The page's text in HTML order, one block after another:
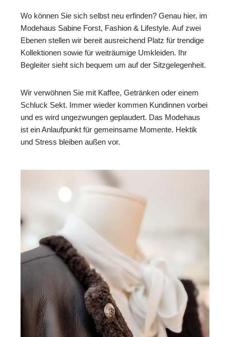
Wo können Sie sich selbst neu erfinden? Genau hier, im
Modehaus Sabine Forst, Fashion & Lifestyle. Auf zwei
Ebenen stellen wir bereit ausreichend Platz für trendige
Kollektionen sowie für weiträumige Umkleiden. Ihr
Begleiter sieht sich bequem um auf der Sitzgelegenheit.
Wir verwöhnen Sie mit Kaffee, Getränken oder einem
Schluck Sekt. Immer wieder kommen Kundinnen vorbei
und es wird ungezwungen geplaudert. Das Modehaus
ist ein Anlaufpunkt für gemeinsame Momente. Hektik
und Stress bleiben außen vor.